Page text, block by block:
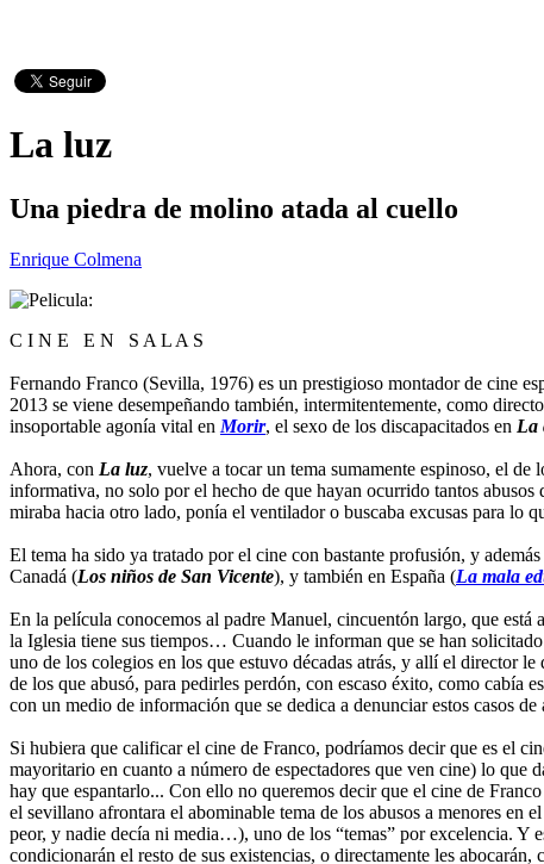
La luz
Una piedra de molino atada al cuello
Enrique Colmena
C I N E E N S A L A S
Fernando Franco (Sevilla, 1976) es un prestigioso montador de cine
2013 se viene desempeñando también, intermitentemente, como
insoportable agonía vital en Morir, el sexo de los discapacitados en La
Ahora, con La luz, vuelve a tocar un tema sumamente espinoso, el de
informativa, no solo por el hecho de que hayan ocurrido tantos abusos
miraba hacia otro lado, ponía el ventilador o buscaba excusas para lo
El tema ha sido ya tratado por el cine con bastante profusión, y
Canadá (Los niños de San Vicente), y también en España (La mala
En la película conocemos al padre Manuel, cincuentón largo, que está
la Iglesia tiene sus tiempos… Cuando le informan que se han
uno de los colegios en los que estuvo décadas atrás, y allí el director
de los que abusó, para pedirles perdón, con escaso éxito, como cabía
con un medio de información que se dedica a denunciar estos casos
Si hubiera que calificar el cine de Franco, podríamos decir que es el
mayoritario en cuanto a número de espectadores que ven cine) lo que
hay que espantarlo... Con ello no queremos decir que el cine de
el sevillano afrontara el abominable tema de los abusos a menores en
peor, y nadie decía ni media…), uno de los “temas” por excelencia. Y
condicionarán el resto de sus existencias, o directamente les